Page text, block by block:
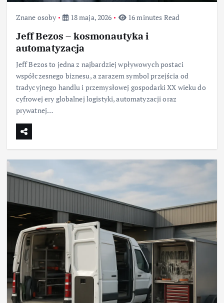
Znane osoby 18 maja, 2026 16 minutes Read
Jeff Bezos – kosmonautyka i
automatyzacja
Jeff Bezos to jedna z najbardziej wpływowych postaci
współczesnego biznesu, a zarazem symbol przejścia od
tradycyjnego handlu i przemysłowej gospodarki XX wieku do
cyfrowej ery globalnej logistyki, automatyzacji oraz
prywatnej…